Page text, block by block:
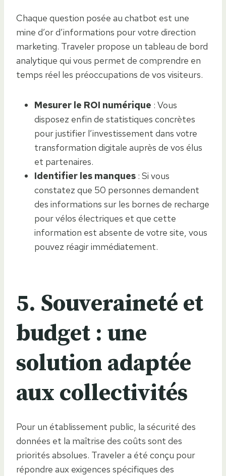
Chaque question posée au chatbot est une
mine d’or d’informations pour votre direction
marketing. Traveler propose un tableau de bord
analytique qui vous permet de comprendre en
temps réel les préoccupations de vos visiteurs.
Mesurer le ROI numérique : Vous
disposez enfin de statistiques concrètes
pour justifier l’investissement dans votre
transformation digitale auprès de vos élus
et partenaires.
Identifier les manques : Si vous
constatez que 50 personnes demandent
des informations sur les bornes de recharge
pour vélos électriques et que cette
information est absente de votre site, vous
pouvez réagir immédiatement.
5. Souveraineté et
budget : une
solution adaptée
aux collectivités
Pour un établissement public, la sécurité des
données et la maîtrise des coûts sont des
priorités absolues. Traveler a été conçu pour
répondre aux exigences spécifiques des